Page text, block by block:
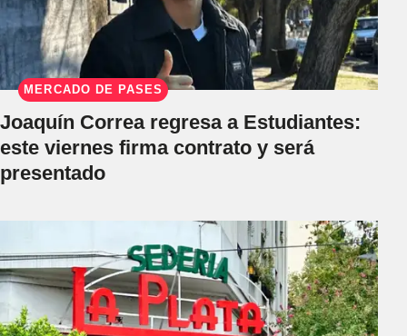
MERCADO DE PASES
Joaquín Correa regresa a Estudiantes:
este viernes firma contrato y será
presentado